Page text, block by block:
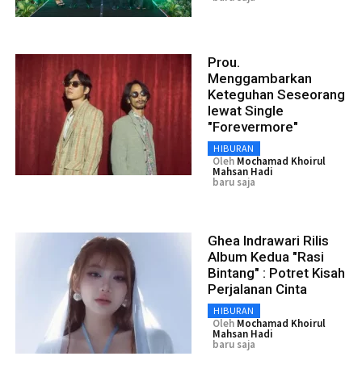
Prou.
Menggambarkan
Keteguhan Seseorang
lewat Single
"Forevermore"
HIBURAN
Oleh Mochamad Khoirul
Mahsan Hadi
baru saja
Ghea Indrawari Rilis
Album Kedua "Rasi
Bintang" : Potret Kisah
Perjalanan Cinta
HIBURAN
Oleh Mochamad Khoirul
Mahsan Hadi
baru saja